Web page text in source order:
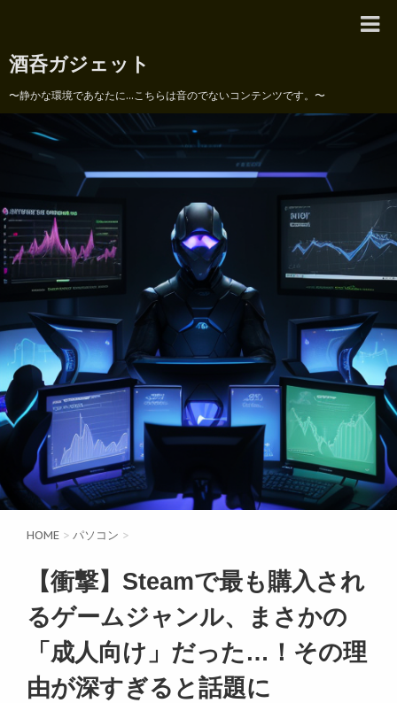
酒呑ガジェット
〜静かな環境であなたに...こちらは音のでないコンテンツです。〜
HOME > パソコン >
【衝撃】Steamで最も購入され
るゲームジャンル、まさかの
「成人向け」だった…！その理
由が深すぎると話題に